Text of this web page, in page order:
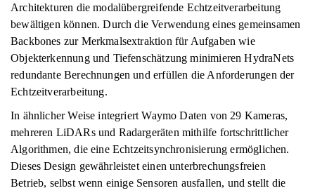
Architekturen die modalübergreifende Echtzeitverarbeitung
bewältigen können. Durch die Verwendung eines gemeinsamen
Backbones zur Merkmalsextraktion für Aufgaben wie
Objekterkennung und Tiefenschätzung minimieren HydraNets
redundante Berechnungen und erfüllen die Anforderungen der
Echtzeitverarbeitung.
In ähnlicher Weise integriert Waymo Daten von 29 Kameras,
mehreren LiDARs und Radargeräten mithilfe fortschrittlicher
Algorithmen, die eine Echtzeitsynchronisierung ermöglichen.
Dieses Design gewährleistet einen unterbrechungsfreien
Betrieb, selbst wenn einige Sensoren ausfallen, und stellt die